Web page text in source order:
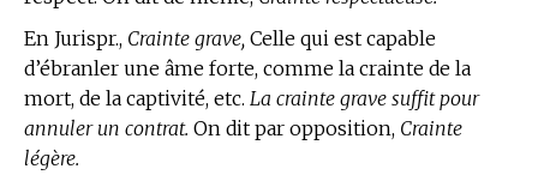
En Jurispr., Crainte grave, Celle qui est capable
d’ébranler une âme forte, comme la crainte de la
mort, de la captivité, etc. La crainte grave suffit pour
annuler un contrat. On dit par opposition, Crainte
légère.